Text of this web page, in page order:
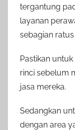
tergantung
layanan
sebagian
Pastikan
rinci sebelum
jasa mereka.
Sedangkan
dengan area